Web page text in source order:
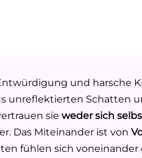
und harsche
unreflektierten Schatten
sie weder sich
Das Miteinander ist von
fühlen sich